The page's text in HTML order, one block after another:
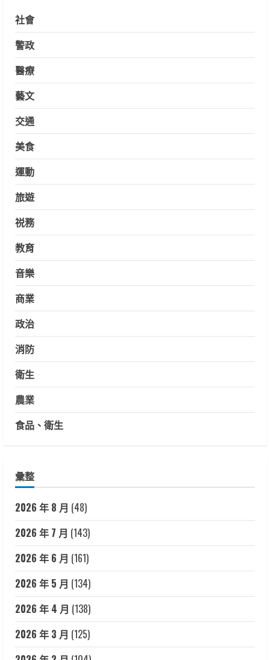
社會
警政
醫療
藝文
交通
美食
運動
旅遊
祱務
教育
音樂
商業
政治
消防
衛生
農業
食品、衛生
彙整
2026 年 8 月 (48)
2026 年 7 月 (143)
2026 年 6 月 (161)
2026 年 5 月 (134)
2026 年 4 月 (138)
2026 年 3 月 (125)